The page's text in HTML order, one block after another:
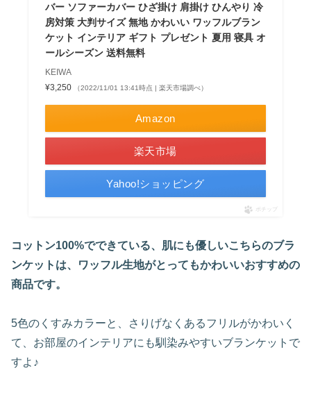
バー ソファーカバー ひざ掛け 肩掛け ひんやり 冷
房対策 大判サイズ 無地 かわいい ワッフルブラン
ケット インテリア ギフト プレゼント 夏用 寝具 オ
ールシーズン 送料無料
KEIWA
¥3,250
（2022/11/01 13:41時点 | 楽天市場調べ）
Amazon
楽天市場
Yahoo!ショッピング
ポチップ
コットン100%でできている、肌にも優しいこちらのブラ
ンケットは、ワッフル生地がとってもかわいいおすすめの
商品です。
5色のくすみカラーと、さりげなくあるフリルがかわいく
て、お部屋のインテリアにも馴染みやすいブランケットで
すよ♪